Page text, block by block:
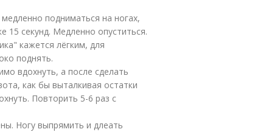
подниматься на ногах,
15 секунд. Медленно опуститься.
кажется лёгким, для
поднять.
вдохнуть, а после сделать
как бы выталкивая остатки
Повторить 5-6 раз с
Ногу выпрямить и длеать